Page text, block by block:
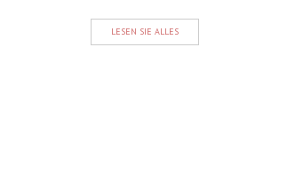
LESEN SIE ALLES